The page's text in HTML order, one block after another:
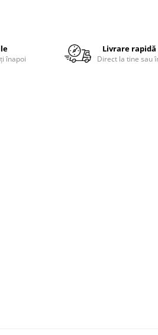
înapoi
Livrare rapidă
Direct la tine sau